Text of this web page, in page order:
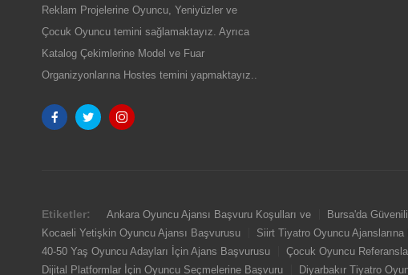
Reklam Projelerine Oyuncu, Yeniyüzler ve
Çocuk Oyuncu temini sağlamaktayız. Ayrıca
Katalog Çekimlerine Model ve Fuar
Organizyonlarına Hostes temini yapmaktayız..
Etiketler: Ankara Oyuncu Ajansı Başvuru Koşulları ve Bursa'da
Kocaeli Yetişkin Oyuncu Ajansı Başvurusu
Siirt Tiyatro Oyuncu Ajanslarına
40-50 Yaş Oyuncu Adayları İçin Ajans Başvurusu
Çocuk Oyuncu
Dijital Platformlar İçin Oyuncu Seçmelerine Başvuru
Diyarbakır Tiyatro